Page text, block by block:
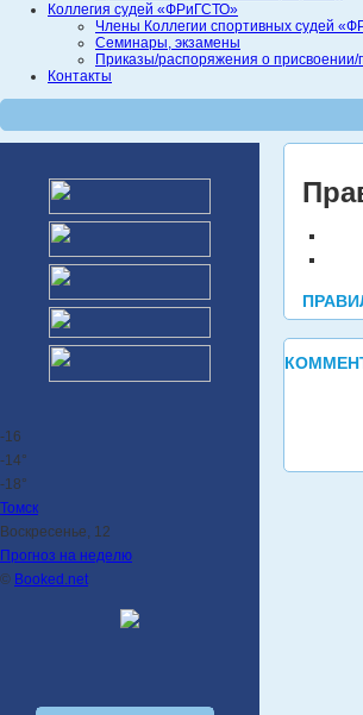
Коллегия судей «ФРиГСТО»
Члены Коллегии спортивных судей
Семинары, экзамены
Приказы/распоряжения о присвоении/
Контакты
-16
-14°
-18°
Томск
Воскресенье, 12
Прогноз на неделю
© Booked.net